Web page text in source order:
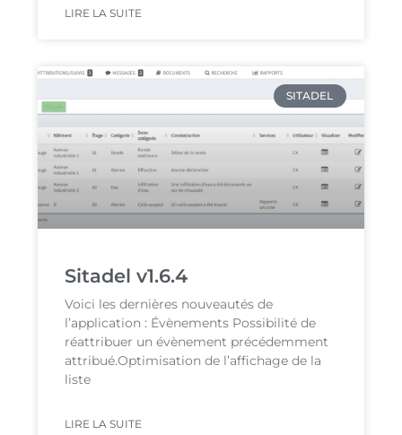
LIRE LA SUITE
SITADEL
Sitadel v1.6.4
Voici les dernières nouveautés de
l’application : Évènements Possibilité de
réattribuer un évènement précédemment
attribué.Optimisation de l’affichage de la
liste
LIRE LA SUITE